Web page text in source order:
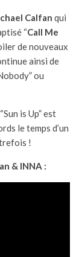
Calfan qui
“Call Me
de nouveaux
ainsi de
ou
is Up” est
le temps d’un
!
& INNA :